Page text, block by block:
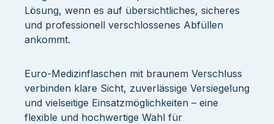
Lösung, wenn es auf übersichtliches, sicheres
und professionell verschlossenes Abfüllen
ankommt.
Euro-Medizinflaschen mit braunem Verschluss
verbinden klare Sicht, zuverlässige Versiegelung
und vielseitige Einsatzmöglichkeiten – eine
flexible und hochwertige Wahl für